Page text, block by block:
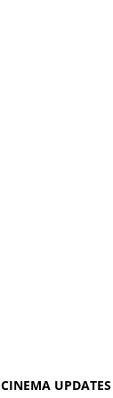
CINEMA UPDATES